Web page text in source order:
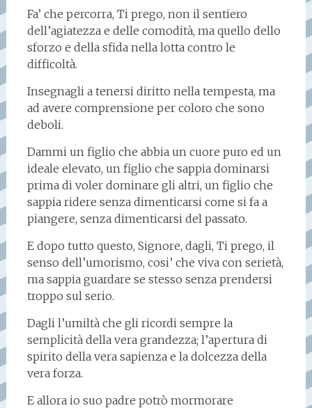
Fa’ che percorra, Ti prego, non il sentiero
dell’agiatezza e delle comodità, ma quello dello
sforzo e della sfida nella lotta contro le
difficoltà.
Insegnagli a tenersi diritto nella tempesta, ma
ad avere comprensione per coloro che sono
deboli.
Dammi un figlio che abbia un cuore puro ed un
ideale elevato, un figlio che sappia dominarsi
prima di voler dominare gli altri, un figlio che
sappia ridere senza dimenticarsi come si fa a
piangere, senza dimenticarsi del passato.
E dopo tutto questo, Signore, dagli, Ti prego, il
senso dell’umorismo, cosi’ che viva con serietà,
ma sappia guardare se stesso senza prendersi
troppo sul serio.
Dagli l’umiltà che gli ricordi sempre la
semplicità della vera grandezza; l’apertura di
spirito della vera sapienza e la dolcezza della
vera forza.
E allora io suo padre potrò mormorare